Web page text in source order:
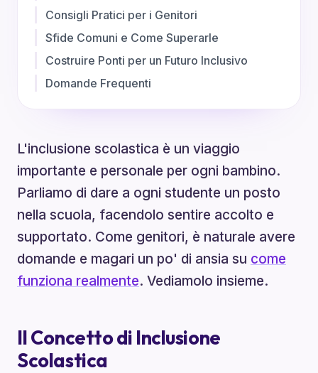
Consigli Pratici per i Genitori
Sfide Comuni e Come Superarle
Costruire Ponti per un Futuro Inclusivo
Domande Frequenti
L'inclusione scolastica è un viaggio
importante e personale per ogni bambino.
Parliamo di dare a ogni studente un posto
nella scuola, facendolo sentire accolto e
supportato. Come genitori, è naturale avere
domande e magari un po' di ansia su come
funziona realmente. Vediamolo insieme.
Il Concetto di Inclusione
Scolastica